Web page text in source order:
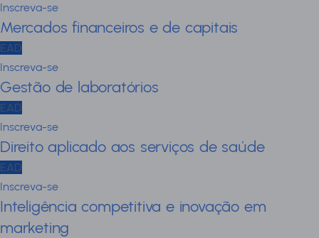
Inscreva-se
Mercados financeiros e de capitais
EAD
Inscreva-se
Gestão de laboratórios
EAD
Inscreva-se
Direito aplicado aos serviços de saúde
EAD
Inscreva-se
Inteligência competitiva e inovação em
marketing